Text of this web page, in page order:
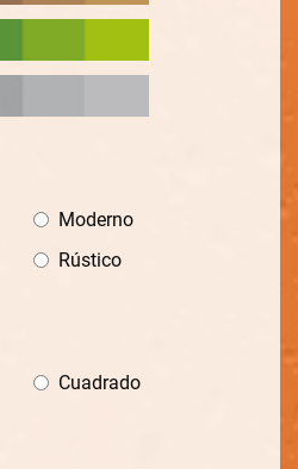
Moderno
Rústico
Cuadrado